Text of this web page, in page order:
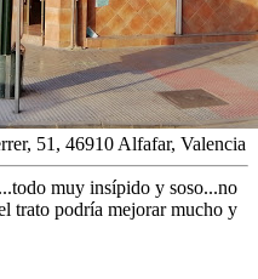
51, 46910 Alfafar, Valencia
muy insípido y soso...no
trato podría mejorar mucho y